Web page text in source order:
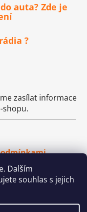
Dalším
souhlas s jejich
auta? Zde je
?
zasílat informace
shopu.